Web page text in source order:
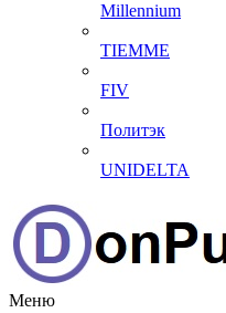
Millennium
TIEMME
FIV
Политэк
UNIDELTA
Меню